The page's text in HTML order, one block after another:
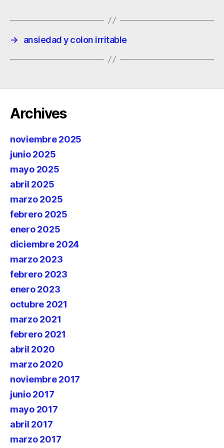
→ ansiedad y colon irritable
Archives
noviembre 2025
junio 2025
mayo 2025
abril 2025
marzo 2025
febrero 2025
enero 2025
diciembre 2024
marzo 2023
febrero 2023
enero 2023
octubre 2021
marzo 2021
febrero 2021
abril 2020
marzo 2020
noviembre 2017
junio 2017
mayo 2017
abril 2017
marzo 2017